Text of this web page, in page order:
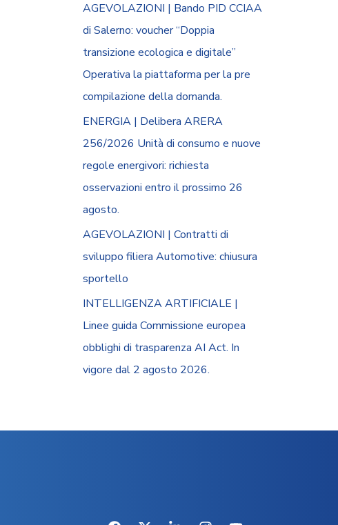
AGEVOLAZIONI | Bando PID CCIAA
di Salerno: voucher “Doppia
transizione ecologica e digitale”
Operativa la piattaforma per la pre
compilazione della domanda.
ENERGIA | Delibera ARERA
256/2026 Unità di consumo e nuove
regole energivori: richiesta
osservazioni entro il prossimo 26
agosto.
AGEVOLAZIONI | Contratti di
sviluppo filiera Automotive: chiusura
sportello
INTELLIGENZA ARTIFICIALE |
Linee guida Commissione europea
obblighi di trasparenza AI Act. In
vigore dal 2 agosto 2026.